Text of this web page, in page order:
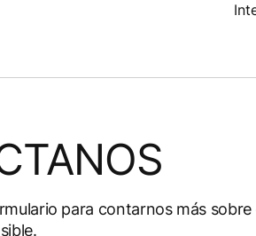
para contarnos más